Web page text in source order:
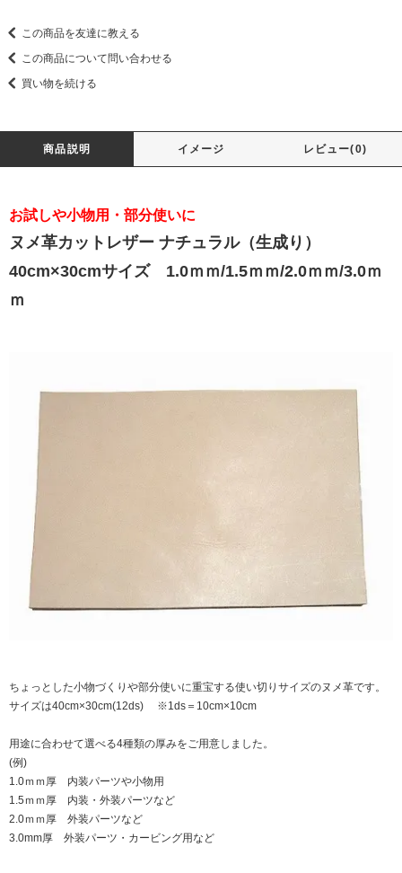
この商品を友達に教える
この商品について問い合わせる
買い物を続ける
商品説明 イメージ レビュー(0)
お試しや小物用・部分使いに
ヌメ革カットレザー ナチュラル（生成り）
40cm×30cmサイズ 1.0ｍｍ/1.5ｍｍ/2.0ｍｍ/3.0ｍ
ｍ
ちょっとした小物づくりや部分使いに重宝する使い切りサイズのヌメ革です。
サイズは40cm×30cm(12ds) ※1ds＝10cm×10cm
用途に合わせて選べる4種類の厚みをご用意しました。
(例)
1.0ｍｍ厚 内装パーツや小物用
1.5ｍｍ厚 内装・外装パーツなど
2.0ｍｍ厚 外装パーツなど
3.0mm厚 外装パーツ・カービング用など